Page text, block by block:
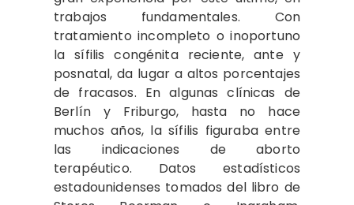
trabajos fundamentales. Con
tratamiento incompleto o inoportuno
la sífilis congénita reciente, ante y
posnatal, da lugar a altos porcentajes
de fracasos. En algunas clínicas de
Berlín y Friburgo, hasta no hace
muchos años, la sífilis figuraba entre
las indicaciones de aborto
terapéutico. Datos estadísticos
estadounidenses tomados del libro de